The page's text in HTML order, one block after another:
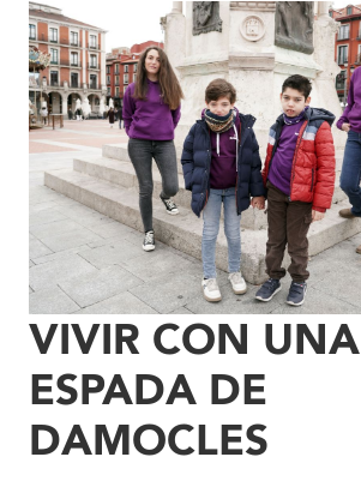
VIVIR CON UNA
ESPADA DE
DAMOCLES